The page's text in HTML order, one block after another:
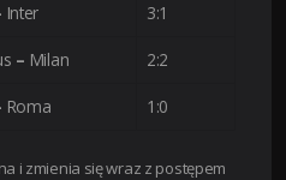
Inter 3:1
– Milan 2:2
Roma 1:0
i zmienia się wraz z postępem